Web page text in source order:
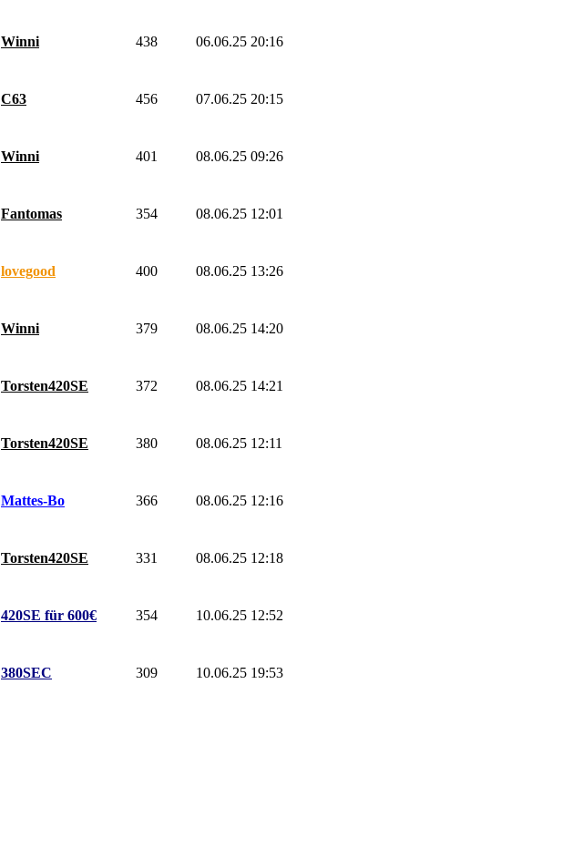
Winni 438 06.06.25 20:16
C63 456 07.06.25 20:15
Winni 401 08.06.25 09:26
Fantomas 354 08.06.25 12:01
lovegood 400 08.06.25 13:26
Winni 379 08.06.25 14:20
Torsten420SE 372 08.06.25 14:21
Torsten420SE 380 08.06.25 12:11
Mattes-Bo 366 08.06.25 12:16
Torsten420SE 331 08.06.25 12:18
420SE für 600€ 354 10.06.25 12:52
380SEC 309 10.06.25 19:53